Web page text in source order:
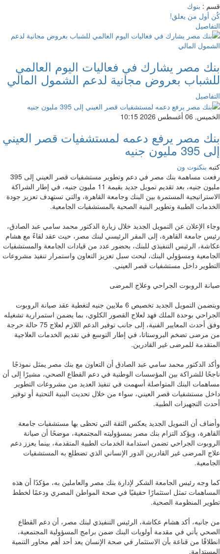
قسم : بنوك
كٌن أول من يعلق!
التفاصيل
بنك مصر يشارك في فعاليات اليوم العالمي
للشباب بعروض مجانية لدعم الشمول المالي
التفاصيل
الخميس, 06 أغسطس 2026 10:15
بنك مصر يرفع دعمه لمستشفيات قصر العيني
إلى 395 مليون جنيه
كتبه بنكنوت ون
رفعت مساهمة بنك مصر في دعم وتطوير مستشفيات قصر العيني إلى 395
مليون جنيه، بعد تقديم تمويل جديد بقيمة 11 مليون جنيه، في إطار الشراكة
الاستراتيجية المستمرة بين البنك وجامعة القاهرة، والتي تستهدف تعزيز جودة
الخدمات الطبية وتطوير البنية الصحية بالمستشفيات الجامعية.
وجاء الإعلان عن التمويل الجديد خلال زيارة الدكتور محمد سامي عبد الصادق،
رئيس جامعة القاهرة، إلى المقر الرئيسي لبنك مصر، حيث عقد لقاءً مع هشام
عكاشة، الرئيس التنفيذي للبنك، بحضور عدد من قيادات الجامعة والمستشفيات
الجامعية ومسؤولي البنك، لبحث سبل تعزيز التعاون واستمرار تنفيذ مشروعات
التطوير داخل مستشفيات قصر العيني.
صيانة الروبوت الجراحي وعلاج المرضى
ويتضمن التمويل الجديد تخصيص 6 ملايين جنيه لتغطية عقد صيانة الروبوت
الجراحي بوحدة الملك فهد لعلاج القصور الكلوي، بما يضمن استمرارية تشغيله
وفق أحدث المعايير الفنية، إلى جانب توفير الدعم اللازم لعلاج 75 حالة حرجة
من مرضى تضخم البروستاتا، في إطار التوسع في تقديم الخدمات العلاجية
المتقدمة للمرضى غير القادرين.
وأكد الدكتور محمد سامي عبد الصادق أن التعاون مع بنك مصر يمثل نموذجًا
ناجحًا للشراكة بين المؤسسات الوطنية في دعم القطاع الصحي، مشيرًا إلى أن
مساهمات البنك المتواصلة أسهمت في تنفيذ العديد من مشروعات التطوير
داخل مستشفيات قصر العيني، سواء من خلال تحديث البنية التحتية أو توفير
أحدث التجهيزات الطبية.
وأضاف أن التمويل الجديد يعكس الثقة التي تحظى بها مستشفيات جامعة
القاهرة، ويؤكد التزام بنك مصر بمسؤوليته المجتمعية، موضحًا أن صيانة
الروبوت الجراحي تضمن استدامة الخدمات الطبية المتقدمة، بينما يعزز دعم
علاج المرضى غير القادرين الدور الإنساني الذي تضطلع به المستشفيات
الجامعية.
كما وجه رئيس الجامعة الشكر لإدارة بنك مصر والعاملين به، مؤكدًا أن هذه
المساهمات تمثل استثمارًا حقيقيًا في صحة المواطن المصري ودعمًا لخطط
تطوير المنظومة الصحية.
من جانبه، أكد هشام عكاشة، الرئيس التنفيذي لبنك مصر، أن دعم القطاع
الصحي يأتي في مقدمة أولويات البنك ضمن برامج المسؤولية المجتمعية،
انطلاقًا من قناعة بأن الاستثمار في صحة الإنسان يعد أحد أهم محاور التنمية
المستدامة.